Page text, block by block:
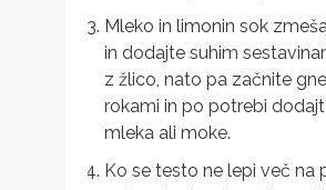
Mleko in limonin sok
in dodajte suhim
z žlico, nato pa začnite
rokami in po potrebi
mleka ali moke.
Ko se testo ne lepi več na